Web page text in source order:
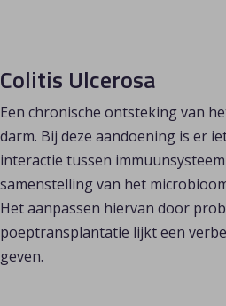
Colitis Ulcerosa
Een chronische ontsteking van
darm. Bij deze aandoening is er
interactie tussen
samenstelling van het
Het aanpassen hiervan door
poeptransplantatie lijkt een
geven.